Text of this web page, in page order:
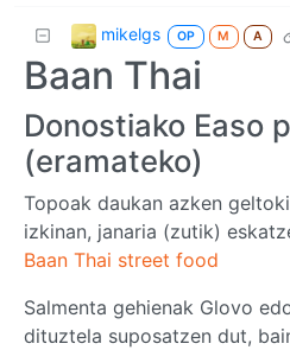
mikelgs OP M A
Baan Thai
Donostiako Easo
(eramateko)
Topoak daukan azken
izkinan, janaria (zutik)
Baan Thai street food
Salmenta gehienak Glovo
dituztela suposatzen dut,